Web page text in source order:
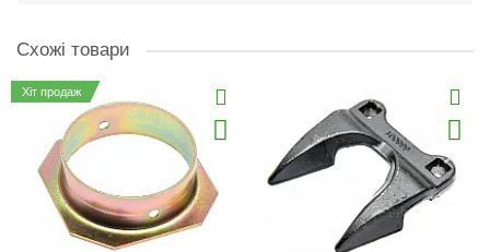
Схожі товари
Хіт продаж